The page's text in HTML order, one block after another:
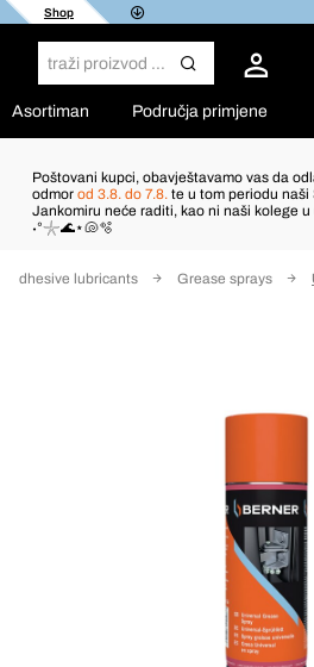
Shop
Asortiman Područja primjene
Poštovani kupci, obavještavamo vas da
odmor od 3.8. do 7.8. te u tom periodu naši
Jankomiru neće raditi, kao ni naši kolege u
˖°𓇼🌊⋆🐚🫧
Adhesive lubricants Grease sprays